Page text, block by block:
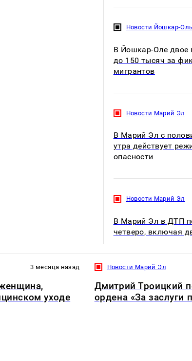
Новости Йошкар-
В Йошкар-Оле двое
до 150 тысяч за
мигрантов
Новости Марий Эл
В Марий Эл с
утра действует
опасности
Новости Марий Эл
В Марий Эл в ДТП
четверо, включая
3 месяца назад
уходе
Новости Марий Эл
Дмитрий Троицкий
ордена «За заслуги